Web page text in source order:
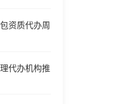
资质代办周
代办机构推